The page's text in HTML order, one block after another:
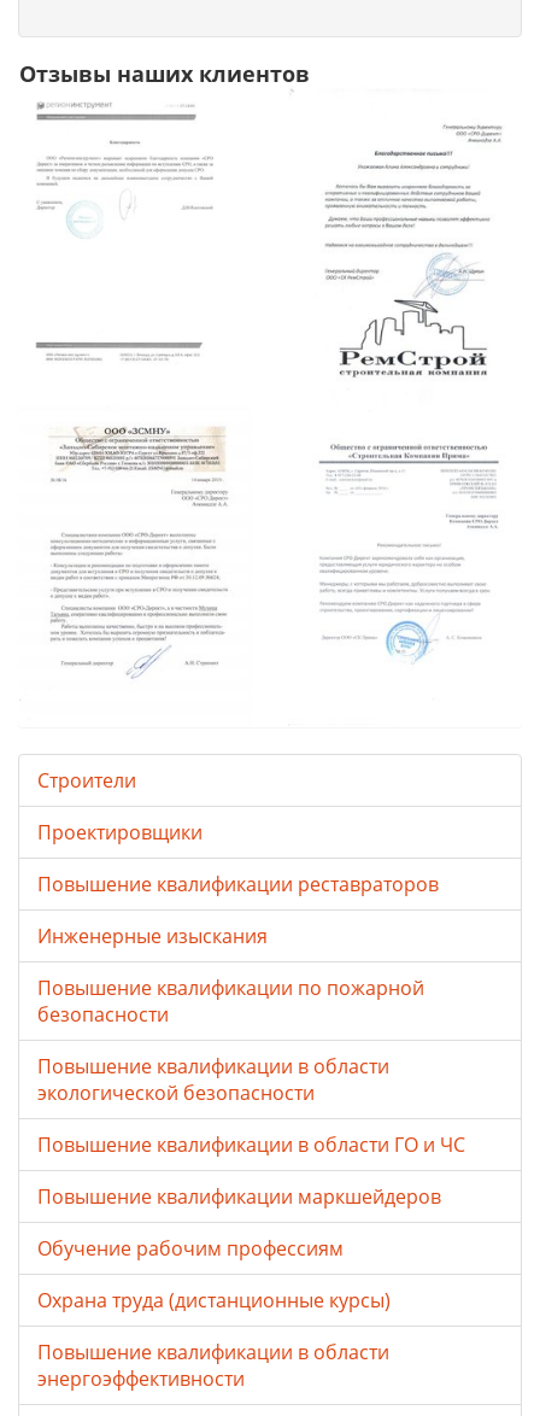
Отзывы наших клиентов
Строители
Проектировщики
Повышение квалификации реставраторов
Инженерные изыскания
Повышение квалификации по пожарной
безопасности
Повышение квалификации в области
экологической безопасности
Повышение квалификации в области ГО и ЧС
Повышение квалификации маркшейдеров
Обучение рабочим профессиям
Охрана труда (дистанционные курсы)
Повышение квалификации в области
энергоэффективности